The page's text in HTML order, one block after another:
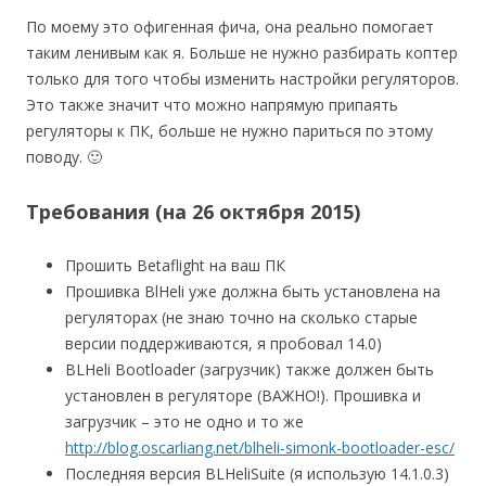
По моему это офигенная фича, она реально помогает
таким ленивым как я. Больше не нужно разбирать коптер
только для того чтобы изменить настройки регуляторов.
Это также значит что можно напрямую припаять
регуляторы к ПК, больше не нужно париться по этому
поводу. 🙂
Требования (на 26 октября 2015)
Прошить Betaflight на ваш ПК
Прошивка BlHeli уже должна быть установлена на
регуляторах (не знаю точно на сколько старые
версии поддерживаются, я пробовал 14.0)
BLHeli Bootloader (загрузчик) также должен быть
установлен в регуляторе (ВАЖНО!). Прошивка и
загрузчик – это не одно и то же
http://blog.oscarliang.net/blheli-simonk-bootloader-esc/
Последняя версия BLHeliSuite (я использую 14.1.0.3)